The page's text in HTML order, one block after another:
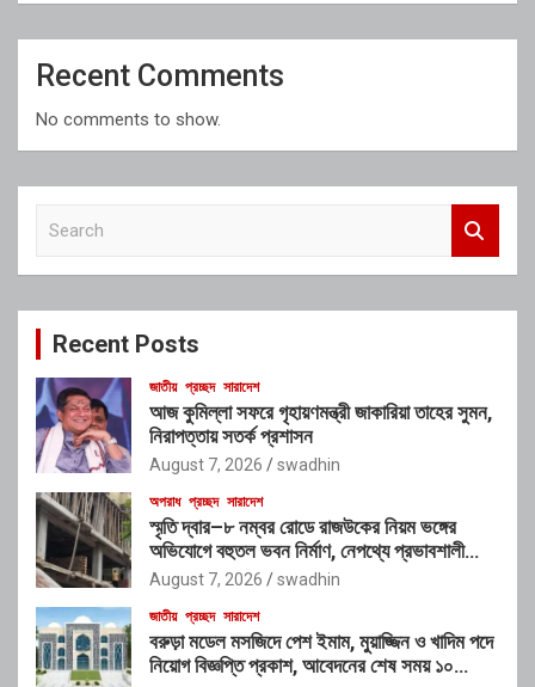
Recent Comments
No comments to show.
c
Recent Posts
জাতীয় প্রচ্ছদ সারাদেশ
আজ কুমিল্লা সফরে গৃহায়ণমন্ত্রী জাকারিয়া তাহের সুমন,
নিরাপত্তায় সতর্ক প্রশাসন
August 7, 2026 swadhin
অপরাধ প্রচ্ছদ সারাদেশ
স্মৃতি দ্বার–৮ নম্বর রোডে রাজউকের নিয়ম ভঙ্গের
অভিযোগে বহুতল ভবন নির্মাণ, নেপথ্যে প্রভাবশালী
চক্রের যোগসাজশের প্রশ্ন
August 7, 2026 swadhin
জাতীয় প্রচ্ছদ সারাদেশ
বরুড়া মডেল মসজিদে পেশ ইমাম, মুয়াজ্জিন ও খাদিম পদে
নিয়োগ বিজ্ঞপ্তি প্রকাশ, আবেদনের শেষ সময় ১০